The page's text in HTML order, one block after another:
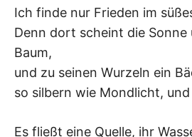
Ich finde nur Frieden im
Denn dort scheint die
Baum,
und zu seinen Wurzeln ein
so silbern wie Mondlicht,
Es fließt eine Quelle, ihr